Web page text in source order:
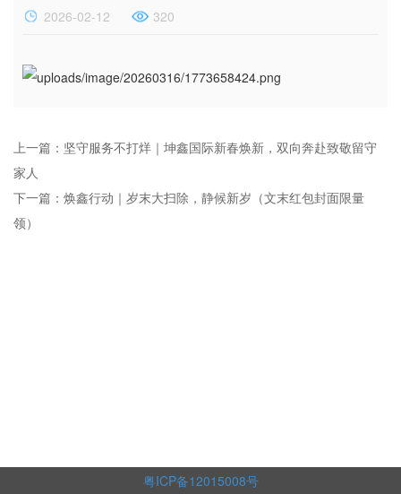
2026-02-12 320
上一篇：坚守服务不打烊｜坤鑫国际新春焕新，双向奔赴致敬留守
家人
下一篇：焕鑫行动｜岁末大扫除，静候新岁（文末红包封面限量
领）
粤ICP备12015008号